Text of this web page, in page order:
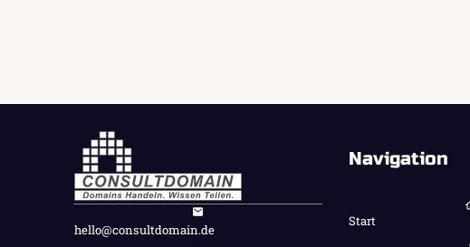
hello@consultdomain.de
Navigation
Start